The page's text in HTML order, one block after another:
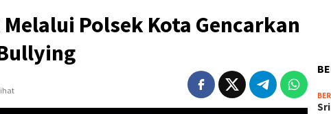
Polsek Kota Gencarkan